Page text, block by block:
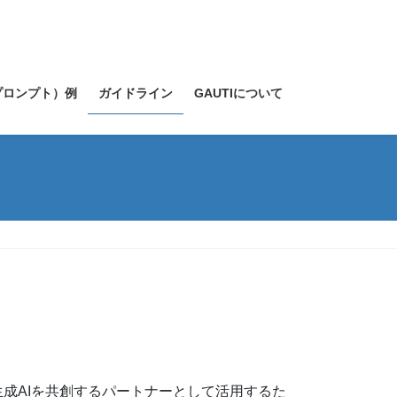
ンプト）例 ガイドライン GAUTIについて
AIを共創するパートナーとして活用するた